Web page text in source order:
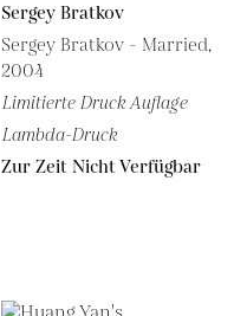
Sergey Bratkov
Sergey Bratkov - Married,
2004
Limitierte Druck Auflage
Lambda-Druck
Zur Zeit Nicht Verfügbar